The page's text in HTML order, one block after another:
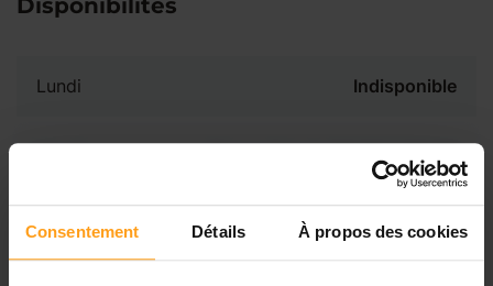
Consentement Détails À propos des cookies
Disponibilités
Lundi Indisponible
Disponible de 00:00 à 00:00
Mercredi Disponible de 00:00 à 00:30
Vous souhaitez connaître les
disponibilités de Julie ?